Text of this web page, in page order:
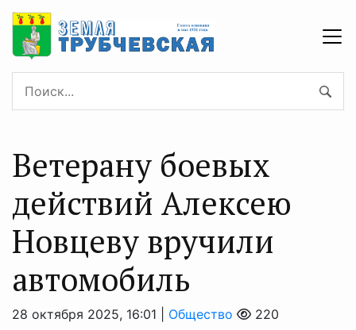
Ветерану боевых
действий Алексею
Новцеву вручили
автомобиль
28 октября 2025, 16:01 | Общество 220